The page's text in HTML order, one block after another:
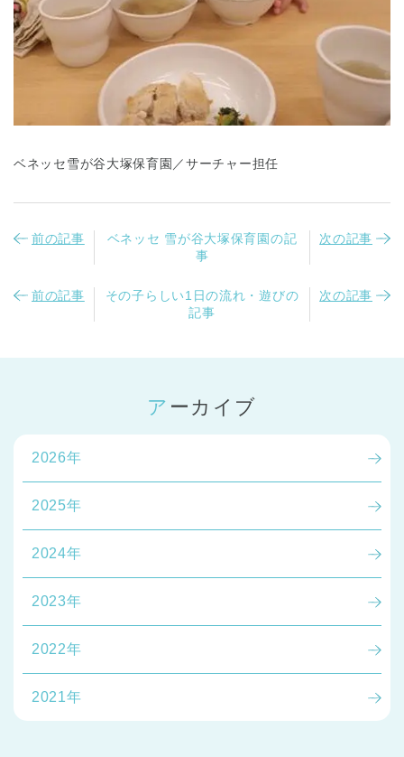
ベネッセ雪が谷大塚保育園／サーチャー担任
前の記事
ベネッセ 雪が谷大塚保育園の記
事
次の記事
前の記事
その子らしい1日の流れ・遊びの
記事
次の記事
アーカイブ
2026年
2025年
2024年
2023年
2022年
2021年